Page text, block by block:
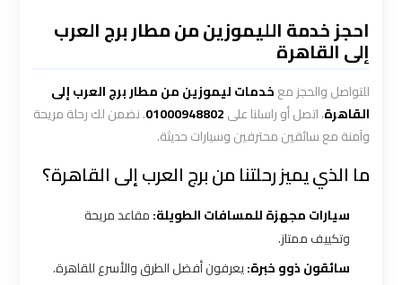
احجز خدمة الليموزين من مطار برج العرب
إلى القاهرة
للتواصل والحجز معخدمات ليموزين من مطار برج العرب إلى
القاهرة، اتصل أو راسلنا على01000948802. نضمن لك رحلة مريحة
وآمنة مع سائقين محترفين وسيارات حديثة.
ما الذي يميز رحلتنا من برج العرب إلى القاهرة؟
سيارات مجهزة للمسافات الطويلة:مقاعد مريحة
وتكييف ممتاز.
سائقون ذوو خبرة:يعرفون أفضل الطرق والأسرع للقاهرة.
ليموزين
اكتوبر
ليموزين